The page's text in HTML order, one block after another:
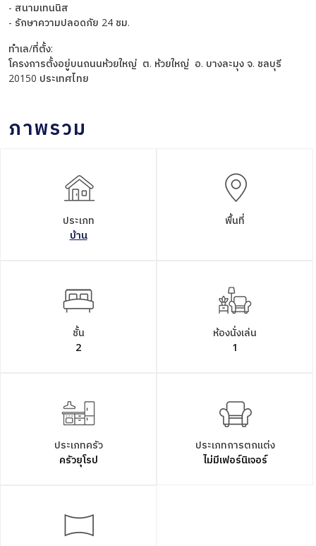
- สนามเทนนิส
- รักษาความปลอดภัย 24 ชม.
ทำเล/ที่ตั้ง:
โครงการตั้งอยู่บนถนนห้วยใหญ่ ต. ห้วยใหญ่ อ. บางละมุง จ. ชลบุรี
20150 ประเทศไทย
ภาพรวม
ประเภท
บ้าน
พื้นที่
ชั้น
2
ห้องนั่งเล่น
1
ประเภทครัว
ครัวยุโรป
ประเภทการตกแต่ง
ไม่มีเฟอร์นิเจอร์